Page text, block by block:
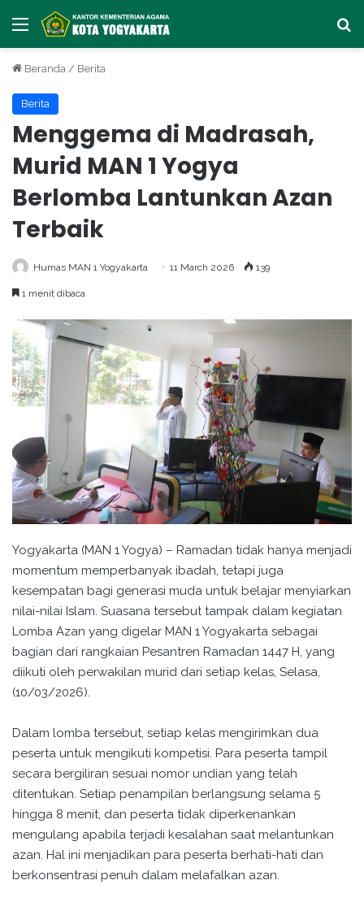
Menu
Beranda / Berita
Berita
Menggema di Madrasah,
Murid MAN 1 Yogya
Berlomba Lantunkan Azan
Terbaik
Humas MAN 1 Yogyakarta 11 March 2026 139
1 menit dibaca
Yogyakarta (MAN 1 Yogya) – Ramadan tidak hanya menjadi
momentum memperbanyak ibadah, tetapi juga
kesempatan bagi generasi muda untuk belajar menyiarkan
nilai-nilai Islam. Suasana tersebut tampak dalam kegiatan
Lomba Azan yang digelar MAN 1 Yogyakarta sebagai
bagian dari rangkaian Pesantren Ramadan 1447 H, yang
diikuti oleh perwakilan murid dari setiap kelas, Selasa,
(10/03/2026).
Dalam lomba tersebut, setiap kelas mengirimkan dua
peserta untuk mengikuti kompetisi. Para peserta tampil
secara bergiliran sesuai nomor undian yang telah
ditentukan. Setiap penampilan berlangsung selama 5
hingga 8 menit, dan peserta tidak diperkenankan
mengulang apabila terjadi kesalahan saat melantunkan
azan. Hal ini menjadikan para peserta berhati-hati dan
berkonsentrasi penuh dalam melafalkan azan.